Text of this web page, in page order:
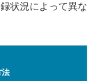
状況によって異な
法